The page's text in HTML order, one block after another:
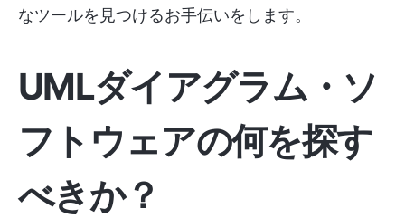
なツールを見つけるお手伝いをします。
UMLダイアグラム・ソ
フトウェアの何を探す
べきか？